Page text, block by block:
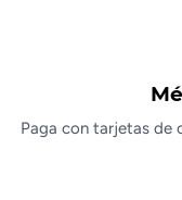
Paga con tarjetas de